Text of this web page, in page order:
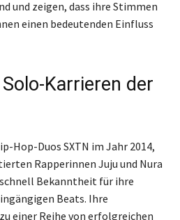
und zeigen, dass ihre Stimmen
einen bedeutenden Einfluss
Karrieren der
Hop-Duos SXTN im Jahr 2014,
Rapperinnen Juju und Nura
Bekanntheit für ihre
Beats. Ihre
einer Reihe von erfolgreichen